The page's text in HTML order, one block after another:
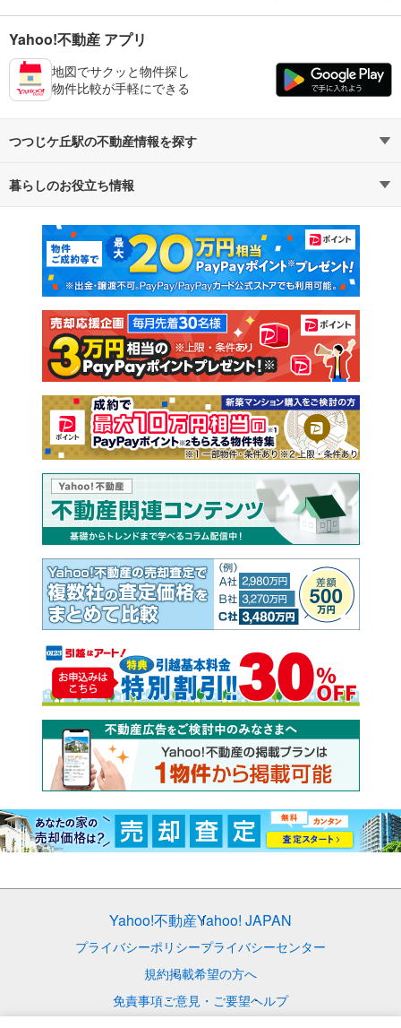
Yahoo!不動産 アプリ
地図でサクッと物件探し
物件比較が手軽にできる
つつじケ丘駅の不動産情報を探す
不動産・住宅
新築マンション 中古マンション
新築一戸建て 中古一戸建て
注文住宅 土地
売却査定
暮らしのお役立ち情報
マンションカタログ 教えて！住まいの先生
Yahoo!不動産Yahoo! JAPAN
プライバシーポリシープライバシーセンター
規約掲載希望の方へ
免責事項ご意見・ご要望ヘルプ
© LY Corporation